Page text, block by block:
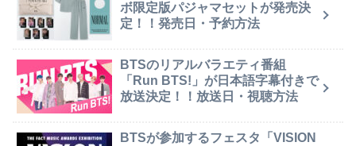
ボ限定版パジャマセットが発売決
定！！発売日・予約方法
BTSのリアルバラエティ番組
「Run BTS!」が日本語字幕付きで
放送決定！！放送日・視聴方法
BTSが参加するフェスタ「VISION